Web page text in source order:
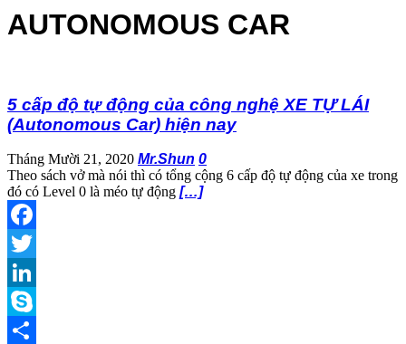
AUTONOMOUS CAR
5 cấp độ tự động của công nghệ XE TỰ LÁI
(Autonomous Car) hiện nay
Tháng Mười 21, 2020 Mr.Shun 0
Theo sách vở mà nói thì có tổng cộng 6 cấp độ tự động của xe trong
đó có Level 0 là méo tự động […]
Facebook
Twitter
LinkedIn
Skype